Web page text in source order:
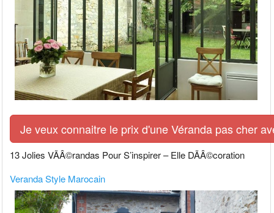
Je veux connaitre le prix d'une Véranda pas cher
13 Jolies VÃÂ©randas Pour S’inspirer – Elle DÃÂ©coration
Veranda Style Marocain